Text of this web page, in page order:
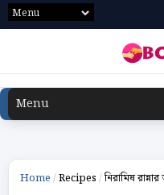
Home/Recipes/নিরামিষ